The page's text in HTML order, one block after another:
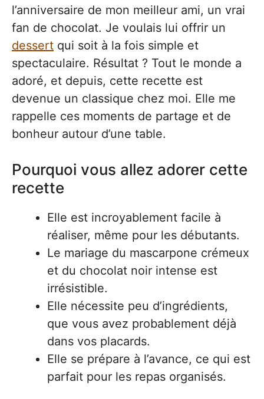
l’anniversaire de mon meilleur ami, un vrai
fan de chocolat. Je voulais lui offrir un
dessert qui soit à la fois simple et
spectaculaire. Résultat ? Tout le monde a
adoré, et depuis, cette recette est
devenue un classique chez moi. Elle me
rappelle ces moments de partage et de
bonheur autour d’une table.
Pourquoi vous allez adorer cette
recette
Elle est incroyablement facile à
réaliser, même pour les débutants.
Le mariage du mascarpone crémeux
et du chocolat noir intense est
irrésistible.
Elle nécessite peu d’ingrédients,
que vous avez probablement déjà
dans vos placards.
Elle se prépare à l’avance, ce qui est
parfait pour les repas organisés.